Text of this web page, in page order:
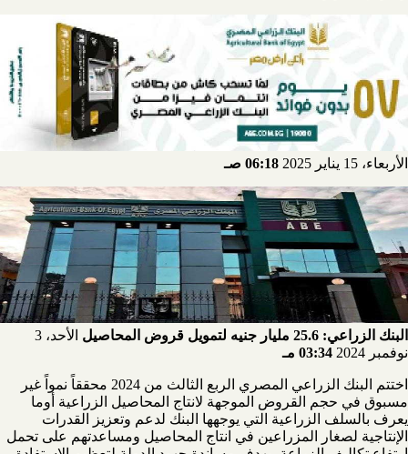
الأربعاء، 15 يناير 2025 06:18 صـ
البنك الزراعي: 25.6 مليار جنيه لتمويل قروض المحاصيل
الأحد، 3
نوفمبر 2024
03:34 مـ
اختتم البنك الزراعي المصري الربع الثالث من 2024 محققاً نمواً غير
مسبوق في حجم القروض الموجهة لانتاج المحاصيل الزراعية أوما
يعرف بالسلف الزراعية التي يوجهها البنك لدعم وتعزيز القدرات
الإنتاجية لصغار المزراعين في انتاج المحاصيل ومساعدتهم على تحمل